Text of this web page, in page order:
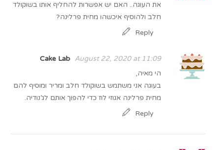
את העוגה.. האם יש אפשרות להחליף אותו בשוקולד
חלב ולהוסיף איכשהו מחית פרלינה?
Reply
Cake Lab
August 22, 2020 at 11:09
הי מאיה,
בעוגה אני משתמש בשוקולד חלב ומריר ומוסיף להם
מחית פרלינה אגוזי לוז כדי להפוך אותם לג’נודיה.
Reply